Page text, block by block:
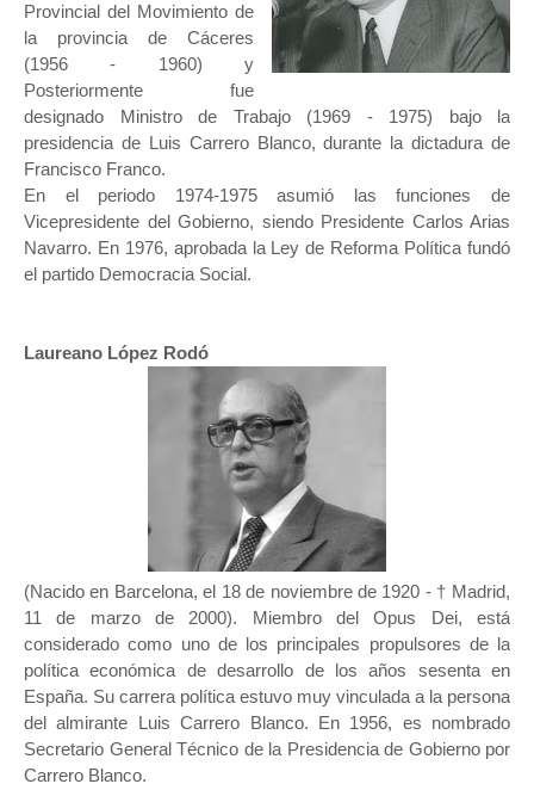
Provincial del Movimiento de
la provincia de Cáceres
(1956 - 1960) y
Posteriormente fue
designado Ministro de Trabajo (1969 - 1975) bajo la
presidencia de Luis Carrero Blanco, durante la dictadura de
Francisco Franco.
En el periodo 1974-1975 asumió las funciones de
Vicepresidente del Gobierno, siendo Presidente Carlos Arias
Navarro. En 1976, aprobada la Ley de Reforma Política fundó
el partido Democracia Social.
Laureano López Rodó
(Nacido en Barcelona, el 18 de noviembre de 1920 - † Madrid,
11 de marzo de 2000). Miembro del Opus Dei, está
considerado como uno de los principales propulsores de la
política económica de desarrollo de los años sesenta en
España. Su carrera política estuvo muy vinculada a la persona
del almirante Luis Carrero Blanco. En 1956, es nombrado
Secretario General Técnico de la Presidencia de Gobierno por
Carrero Blanco.